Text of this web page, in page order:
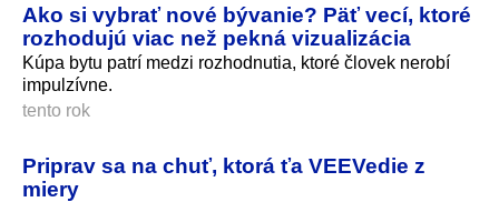
Ako si vybrať nové bývanie? Päť vecí, ktoré
rozhodujú viac než pekná vizualizácia
Kúpa bytu patrí medzi rozhodnutia, ktoré človek nerobí
impulzívne.
tento rok
Priprav sa na chuť, ktorá ťa VEEVedie z
miery